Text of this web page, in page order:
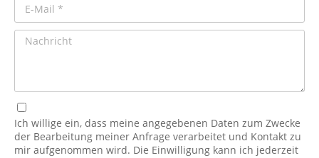
Ich willige ein, dass meine angegebenen Daten zum Zwecke
der Bearbeitung meiner Anfrage verarbeitet und Kontakt zu
mir aufgenommen wird. Die Einwilligung kann ich jederzeit